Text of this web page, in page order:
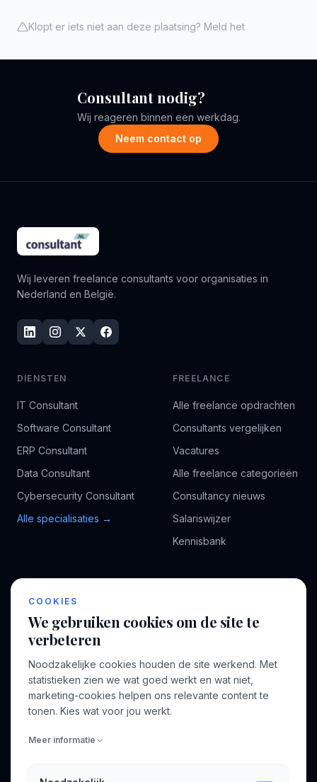
Klopt er iets niet aan deze plaatsing? Meld het
Consultant nodig?
Wij reageren binnen een werkdag.
Neem contact op
Wij leveren freelance consultants voor organisaties in
Nederland en België.
DIENSTEN
IT Consultant
Software Consultant
ERP Consultant
Data Consultant
Cybersecurity Consultant
Alle specialisaties →
FREELANCE
Alle freelance opdrachten
Consultants vergelijken
Vacatures
Alle freelance categorieën
Consultancy nieuws
Salariswijzer
Kennisbank
BEDRIJF
Bedrijven
Blog
Contact
VOOR CONSULTANTS
Inloggen
INFORMATIE
COOKIES
We gebruiken cookies om de site te
verbeteren
Noodzakelijke cookies houden de site werkend. Met
statistieken zien we wat goed werkt en wat niet,
marketing-cookies helpen ons relevante content te
tonen. Kies wat voor jou werkt.
Meer informatie